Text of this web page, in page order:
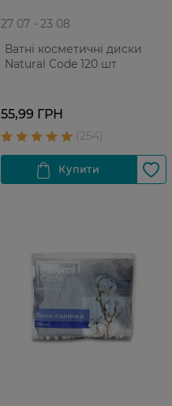
27 07 - 23 08
Ватні косметичні диски
Natural Code 120 шт
55,99 ГРН